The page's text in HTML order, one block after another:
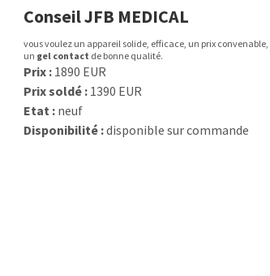
Conseil JFB MEDICAL
vous voulez un appareil solide, efficace, un prix
un gel contact de bonne qualité.
Prix : 1890 EUR
Prix soldé : 1390 EUR
Etat : neuf
Disponibilité :disponible sur commande